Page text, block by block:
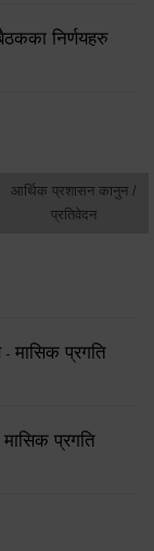
निर्णयहरु
आर्थिक प्रशासन कानुन /
प्रतिवेदन
- मासिक प्रगति
मासिक प्रगति